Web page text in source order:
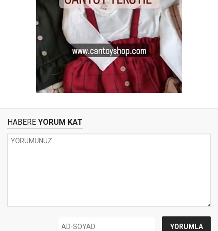
HABERE YORUM KAT